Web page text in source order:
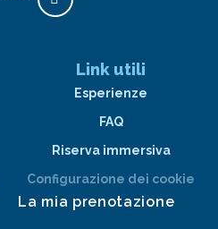
Link utili
Esperienze
FAQ
Riserva immersiva
Configurazione dei cookie
La mia prenotazione